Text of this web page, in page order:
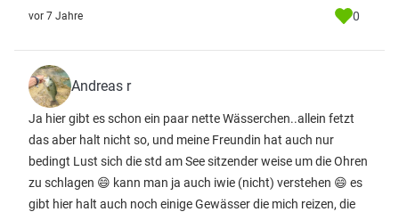
vor 7 Jahre 0
Andreas r
Ja hier gibt es schon ein paar nette Wässerchen..allein fetzt
das aber halt nicht so, und meine Freundin hat auch nur
bedingt Lust sich die std am See sitzender weise um die Ohren
zu schlagen 😄 kann man ja auch iwie (nicht) verstehen 😄 es
gibt hier halt auch noch einige Gewässer die mich reizen, die